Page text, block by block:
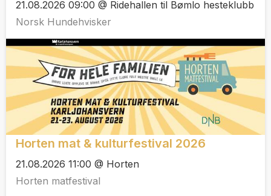
21.08.2026 09:00 @ Ridehallen til Bømlo hesteklubb
Norsk Hundehvisker
Horten mat & kulturfestival 2026
21.08.2026 11:00 @ Horten
Horten matfestival